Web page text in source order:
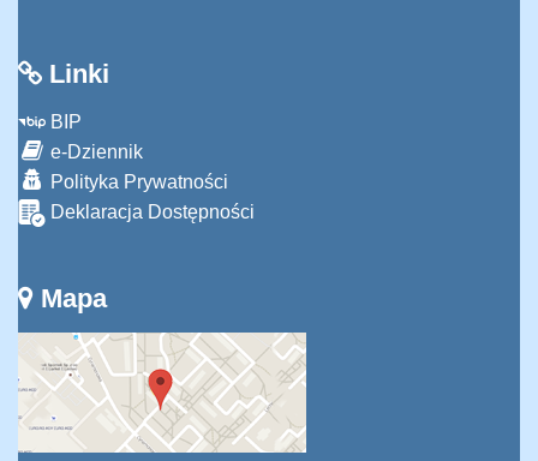
Linki
BIP
e-Dziennik
Polityka Prywatności
Deklaracja Dostępności
Mapa